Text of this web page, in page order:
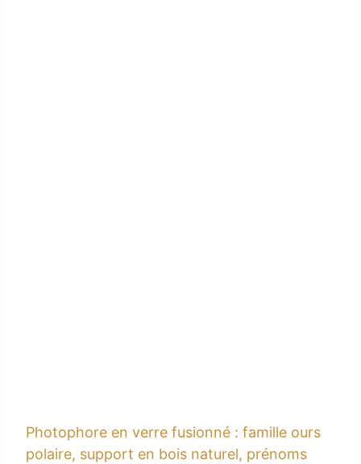
Photophore en verre fusionné : famille ours
polaire, support en bois naturel, prénoms